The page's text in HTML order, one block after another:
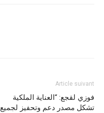
Article suivant
فوزي لقجع: “العناية الملكية
تشكل مصدر دعم وتحفيز لجميع